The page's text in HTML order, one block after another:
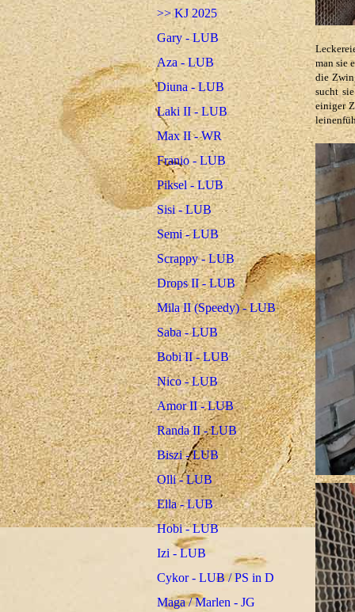
man sie
die
sucht
einiger
>> KJ 2025
Gary - LUB
Aza - LUB
Diuna - LUB
Laki II - LUB
Max II - WR
Franio - LUB
Piksel - LUB
Sisi - LUB
Semi - LUB
Scrappy - LUB
Drops II - LUB
Mila II (Speedy) - LUB
Saba - LUB
Bobi II - LUB
Nico - LUB
Amor II - LUB
Randa II - LUB
Biszi - LUB
Olli - LUB
Ella - LUB
Hobi - LUB
Izi - LUB
Cykor - LUB / PS in D
Maga / Marlen - JG